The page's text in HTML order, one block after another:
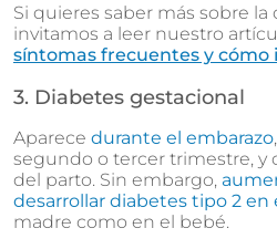
Si quieres saber más sobre la
invitamos a leer nuestro
síntomas frecuentes y cómo
3. Diabetes gestacional
Aparece durante el embarazo
segundo o tercer trimestre, y
del parto. Sin embargo,
desarrollar diabetes tipo 2 en
madre como en el bebé.